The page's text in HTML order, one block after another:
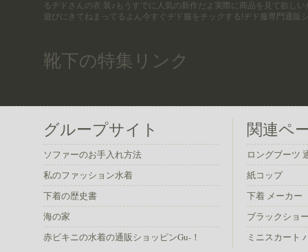
るヂドさんの衣 装♪もうすでに人気の新作だよ実際に商品を見て欲し
遊びにきてねまってるよん今すぐヂド服をチックする!ヂド服専門通販
靴下の特集リンク
グループサイト
ソファーのお手入れ方法
私のファッション水着
下着の歴史書
海の家
赤ビキニの水着の通販ショッピンGu-！
関連ペ
ロングブーツ
紙コップ
下着 メーカー
ブラックショ
ミニスカート